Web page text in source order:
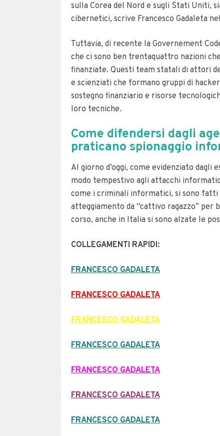
sulla Corea del Nord e sugli Stati Uniti,
cibernetici, scrive Francesco Gadaleta
Tuttavia, di recente la Governement
che ci sono ben trentaquattro nazioni
finanziate. Questi team statali di attori
e scienziati che formano gruppi di
sostegno finanziario e risorse
loro tecniche.
Come difendersi dagli
praticano spionaggio
Al giorno d’oggi, come evidenziato
modo tempestivo agli attacchi
come i criminali informatici, si sono
atteggiamento da “cattivo ragazzo” per
corso, anche in Italia si sono alzate le
COLLEGAMENTI RAPIDI:
FRANCESCO GADALETA
FRANCESCO GADALETA
FRANCESCO GADALETA
FRANCESCO GADALETA
FRANCESCO GADALETA
FRANCESCO GADALETA
FRANCESCO GADALETA